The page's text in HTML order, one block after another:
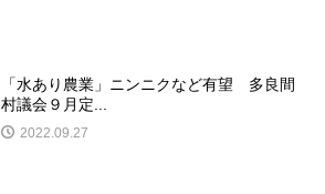
「水あり農業」ニンニクなど有望 多良間
村議会９月定...
2022.09.27